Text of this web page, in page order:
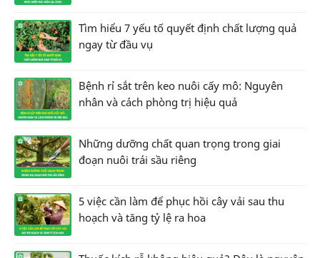
Tìm hiểu 7 yếu tố quyết định chất lượng quả
ngay từ đầu vụ
Bệnh rỉ sắt trên keo nuôi cấy mô: Nguyên
nhân và cách phòng trị hiệu quả
Những dưỡng chất quan trọng trong giai
đoạn nuôi trái sầu riêng
5 việc cần làm để phục hồi cây vải sau thu
hoạch và tăng tỷ lệ ra hoa